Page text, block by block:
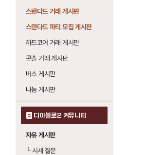
스탠다드 거래 게시판
스탠다드 파티 모집 게시판
하드코어 거래 게시판
콘솔 거래 게시판
버스 게시판
나눔 게시판
디아블로2 커뮤니티
자유 게시판
└시세 질문